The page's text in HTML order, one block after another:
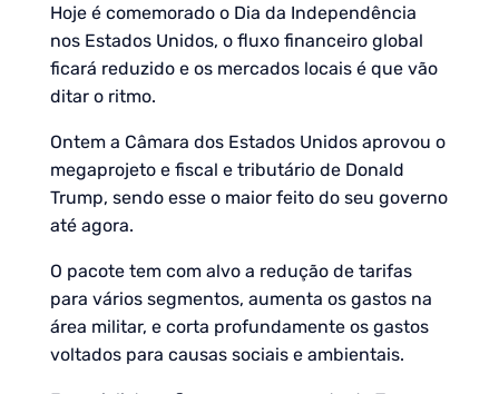
Hoje é comemorado o Dia da Independência
nos Estados Unidos, o fluxo financeiro global
ficará reduzido e os mercados locais é que vão
ditar o ritmo.
Ontem a Câmara dos Estados Unidos aprovou o
megaprojeto e fiscal e tributário de Donald
Trump, sendo esse o maior feito do seu governo
até agora.
O pacote tem com alvo a redução de tarifas
para vários segmentos, aumenta os gastos na
área militar, e corta profundamente os gastos
voltados para causas sociais e ambientais.